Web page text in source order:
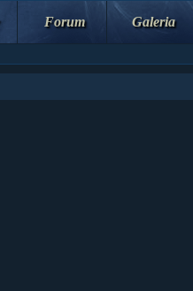
Forum Galeria